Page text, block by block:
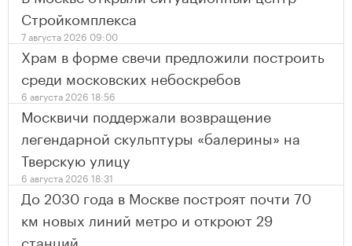
Стройкомплекса
7 августа 2026 09:00
Храм в форме свечи предложили построить
среди московских небоскребов
6 августа 2026 18:56
Москвичи поддержали возвращение
легендарной скульптуры «балерины» на
Тверскую улицу
6 августа 2026 18:31
До 2030 года в Москве построят почти 70
км новых линий метро и откроют 29
станций